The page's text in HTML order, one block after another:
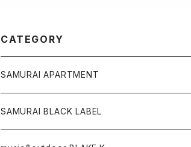
CATEGORY
SAMURAI APARTMENT
CD,DVD,DLカード
SAMURAI BLACK LABEL